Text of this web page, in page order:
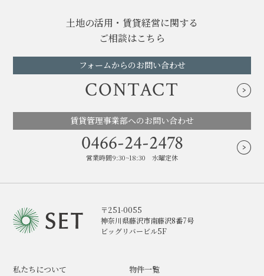
土地の活用・賃貸経営に関する
ご相談はこちら
フォームからのお問い合わせ
CONTACT
賃貸管理事業部へのお問い合わせ
0466-24-2478
営業時間9:30~18:30 水曜定休
〒251-0055
神奈川県藤沢市南藤沢8番7号
ビッグリバービル5F
私たちについて 物件一覧